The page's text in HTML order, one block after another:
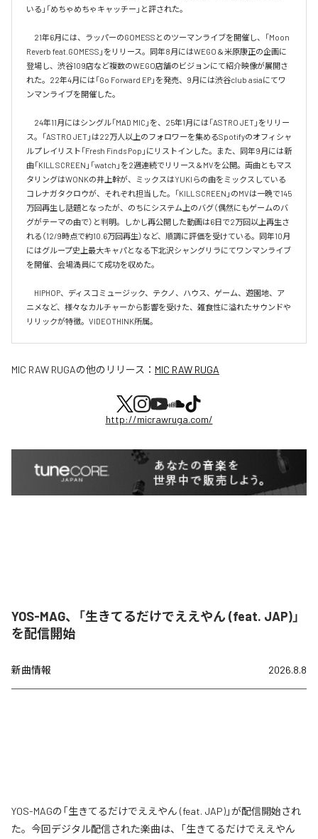
いる」「めちゃめちゃキャッチー」と評された。
21年6月には、ラッパーのGOMESSとのツーマンライブを開催し、「Moon
Reverb feat.GOMESS」をリリース。同年8月にはWEGO＆米原康正の企画に
登場し、渋谷109店など複数のWEGO店舗のビジョンにて紹介映像が展開さ
れた。22年4月には「Go Forward EP」を発売、9月には渋谷club asiaにてワ
ンマンライブを開催した。
24年11月にはシングル「MAD MIC」を、25年1月には「ASTRO JET」をリリー
ス。「ASTRO JET」は22万人以上のフォロワーを集めるSpotifyのオフィシャ
ルプレイリスト「Fresh Finds Pop」にリストインした。また、同年9月には新
曲「KILL SCREEN」「watch」を2週連続でリリース＆MVを公開。両曲ともマス
タリングはWONKの井上幹が、ミックスはYUKIらの曲をミックスしている
コレナガタクロウが、それぞれ担当した。「KILL SCREEN」のMVは一晩で145
万回再生し話題となったが、のちにシステム上のバグ（偶然にもゲームのバ
グがテーマの曲で）と判明。しかし再公開した動画は6日で2万回以上再生さ
れる（12/9時点で約10.6万回再生）など、順調に評価を受けている。同年10月
にはグループ史上最大キャパとなる下北沢シャングリラにてワンマンライブ
を開催、会場満員にて成功を収めた。
HIPHOP、ディスコミュージック、テクノ、ハウス、ゲーム、遊園地、ア
ニメなど、様々なカルチャーから影響を受けた、雑食性に溢れたサウンドや
リリックが特徴。VIDEOTHINK所属。
MIC RAW RUGAの他のリリース： MIC RAW RUGA
http://micrawruga.com/
YOS-MAG、「生きてるだけでええやん (feat. JAP)」
を配信開始
新曲情報 2026.8.8
YOS-MAGの「生きてるだけでええやん (feat. JAP)」が配信開始され
た。今回デジタル配信された楽曲は、「生きてるだけでええやん